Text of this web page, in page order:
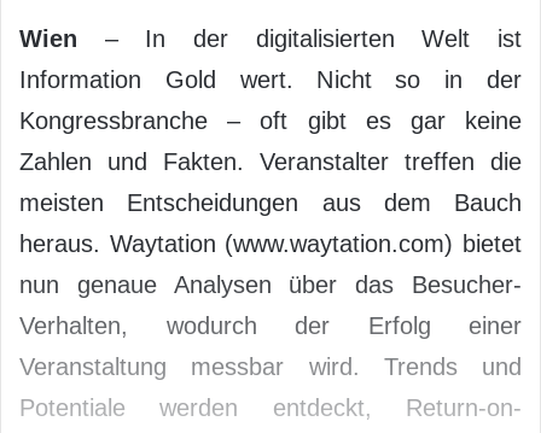
Wien – In der digitalisierten Welt ist
Information Gold wert. Nicht so in der
Kongressbranche – oft gibt es gar keine
Zahlen und Fakten. Veranstalter treffen die
meisten Entscheidungen aus dem Bauch
heraus. Waytation (www.waytation.com) bietet
nun genaue Analysen über das Besucher-
Verhalten, wodurch der Erfolg einer
Veranstaltung messbar wird. Trends und
Potentiale werden entdeckt, Return-on-